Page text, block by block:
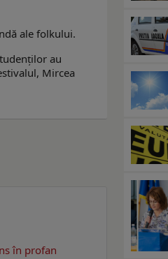
ale folkului.
au
Mircea
în profan